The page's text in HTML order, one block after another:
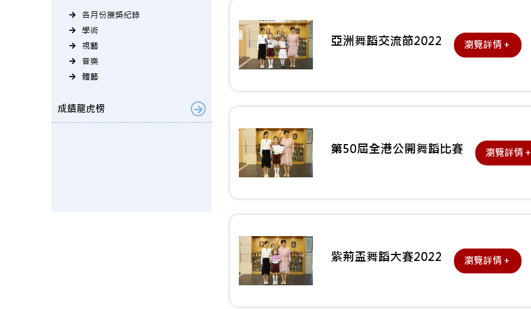
各月份獲獎紀錄
學術
視藝
音樂
體藝
成績龍虎榜
亞洲舞蹈交流節2022 瀏覽詳情＋
第50屆全港公開舞蹈比賽 瀏覽詳情
紫荊盃舞蹈大賽2022 瀏覽詳情＋